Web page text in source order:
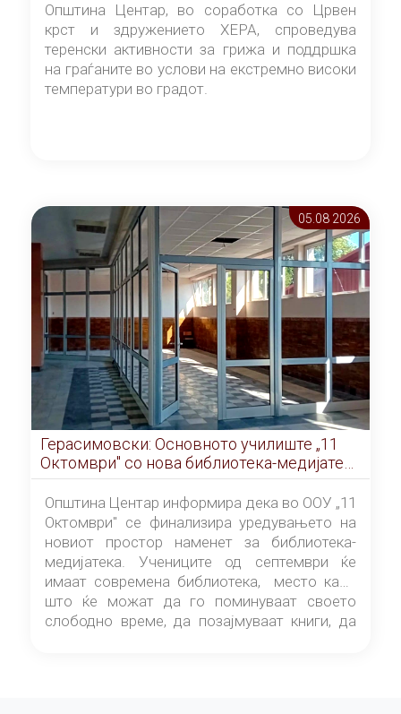
Општина Центар, во соработка со Црвен
крст и здружението ХЕРА, спроведува
теренски активности за грижа и поддршка
на граѓаните во услови на екстремно високи
температури во градот.
05.08 2026
Герасимовски: Основното училиште „11
Октомври" со нова библиотека-медијатека
од септември
Општина Центар информира дека во ООУ „11
Октомври" се финализира уредувањето на
новиот простор наменет за библиотека-
медијатека. Учениците од септември ќе
имаат современа библиотека, место каде
што ќе можат да го поминуваат своето
слободно време, да позајмуваат книги, да